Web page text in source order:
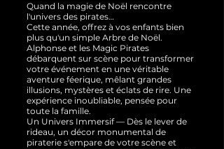
Quand la magie de Noël rencontre
l'univers des pirates…
Cette année, offrez à vos enfants bien
plus qu'un simple Arbre de Noël.
Alphonse et les Magic Pirates
débarquent sur scène pour transformer
votre événement en une véritable
aventure féerique, mêlant grandes
illusions, mystères et éclats de rire. Une
expérience inoubliable, pensée pour
toute la famille.
Un Univers Immersif — Dès le lever de
rideau, un décor monumental de
piraterie s'empare de votre scène et